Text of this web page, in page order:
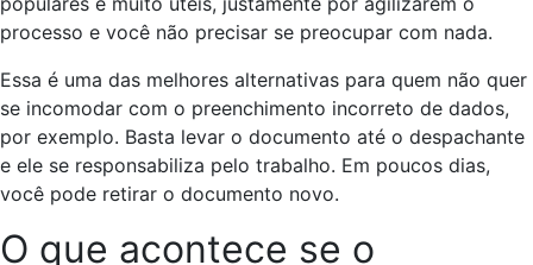
processo e você não precisar se preocupar com nada.
Essa é uma das melhores alternativas para quem não quer
se incomodar com o preenchimento incorreto de dados,
por exemplo. Basta levar o documento até o despachante
e ele se responsabiliza pelo trabalho. Em poucos dias,
você pode retirar o documento novo.
O que acontece se o